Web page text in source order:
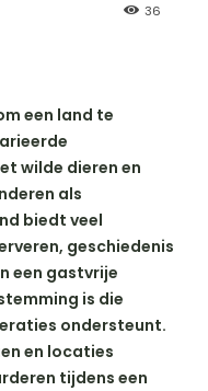
36
een land te
wilde dieren en
als
biedt veel
geschiedenis
een gastvrije
is die
ondersteunt.
en locaties
tijdens een